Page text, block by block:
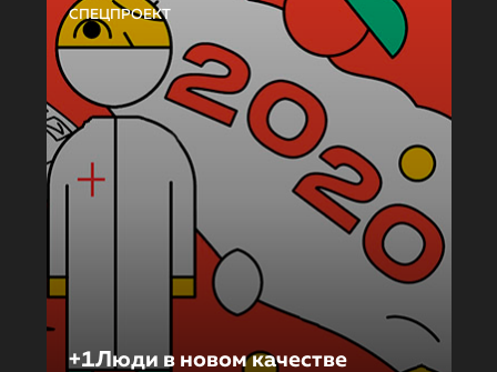
СПЕЦПРОЕКТ
+1Люди в новом качестве